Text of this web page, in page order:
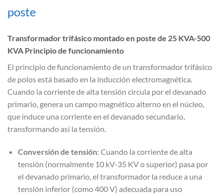
poste
Transformador trifásico montado en poste de 25 KVA-500
KVA Principio de funcionamiento
El principio de funcionamiento de un transformador trifásico
de polos está basado en la inducción electromagnética.
Cuando la corriente de alta tensión circula por el devanado
primario, genera un campo magnético alterno en el núcleo,
que induce una corriente en el devanado secundario,
transformando así la tensión.
Conversión de tensión: Cuando la corriente de alta
tensión (normalmente 10 kV-35 KV o superior) pasa por
el devanado primario, el transformador la reduce a una
tensión inferior (como 400 V) adecuada para uso